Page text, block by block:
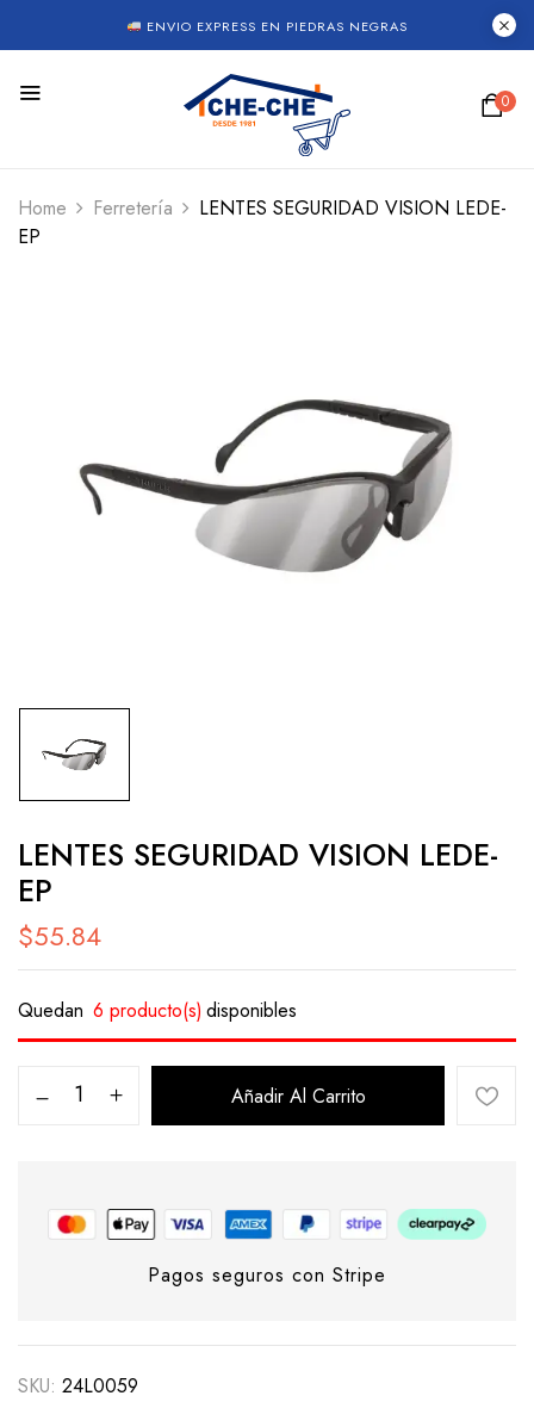
ENVIO EXPRESS EN PIEDRAS NEGRAS
0
Home Ferretería
LENTES SEGURIDAD VISION LEDE-
EP
LENTES SEGURIDAD VISION LEDE-
EP
$55.84
Quedan 6 producto(s) disponibles
Añadir Al Carrito
Pagos seguros con Stripe
SKU: 24L0059